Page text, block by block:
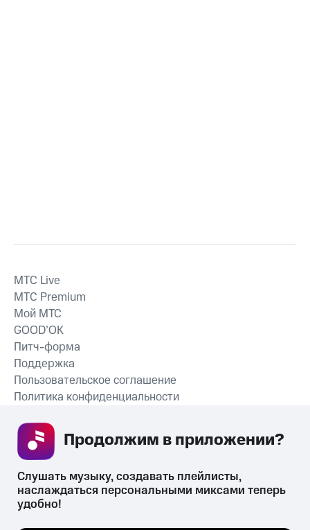
СКАЧАТЬ ПРИЛОЖЕНИЕ
MTС Live
MTС Premium
Мой МТС
GOOD’OK
Питч-форма
Поддержка
Пользовательское соглашение
Политика конфиденциальности
Слушать музыку, создавать плейлисты,
наслаждаться персональными миксами теперь
удобно!